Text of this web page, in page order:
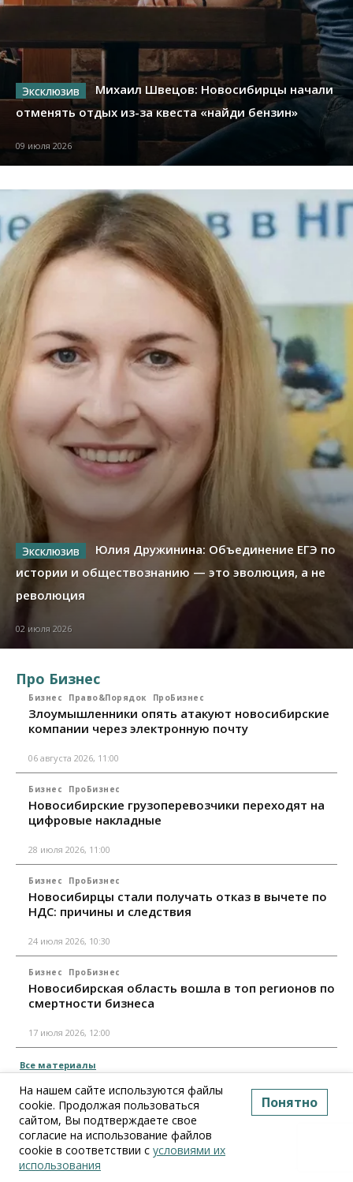
Михаил Швецов: Новосибирцы начали
отменять отдых из-за квеста «найди бензин»
09 июля 2026
Юлия Дружинина: Объединение ЕГЭ по
истории и обществознанию — это эволюция, а не
революция
02 июля 2026
Про Бизнес
Бизнес Право&Порядок ПроБизнес
Злоумышленники опять атакуют новосибирские
компании через электронную почту
06 августа 2026, 11:00
Бизнес ПроБизнес
Новосибирские грузоперевозчики переходят на
цифровые накладные
28 июля 2026, 11:00
Бизнес ПроБизнес
Новосибирцы стали получать отказ в вычете по
НДС: причины и следствия
24 июля 2026, 10:30
Бизнес ПроБизнес
Новосибирская область вошла в топ регионов по
смертности бизнеса
17 июля 2026, 12:00
Все материалы
На нашем сайте используются файлы
cookie. Продолжая пользоваться
сайтом, Вы подтверждаете свое
согласие на использование файлов
cookie в соответствии с условиями их
использования
Понятно